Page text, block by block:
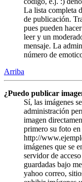
La lista completa
de publicación.
pues pueden
leer y un
mensaje. La
número de
Arriba
¿Puedo publicar
Sí, las imágenes
administración
imagen
primero su foto
http://
imágenes que se
servidor de
guardadas bajo
yahoo correo,